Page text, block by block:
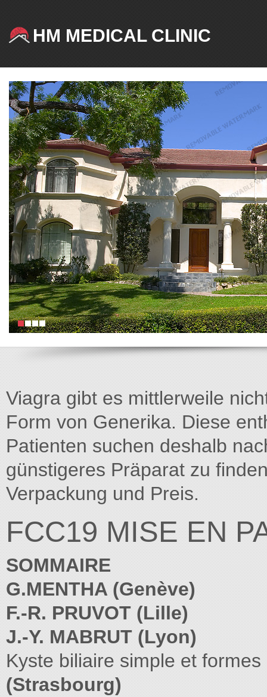
HM MEDICAL CLINIC
Viagra gibt es mittlerweile
Form von Generika. Diese
Patienten suchen deshalb
günstigeres Präparat zu
Verpackung und Preis.
FCC19 MISE EN
SOMMAIRE
G.MENTHA (Genève)
F.-R. PRUVOT (Lille)
J.-Y. MABRUT (Lyon)
Kyste biliaire simple et
(Strasbourg)